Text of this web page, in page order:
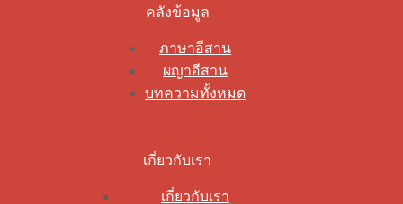
คลังข้อมูล
ภาษาอีสาน
ผญาอีสาน
บทความทั้งหมด
เกี่ยวกับเรา
เกี่ยวกับเรา